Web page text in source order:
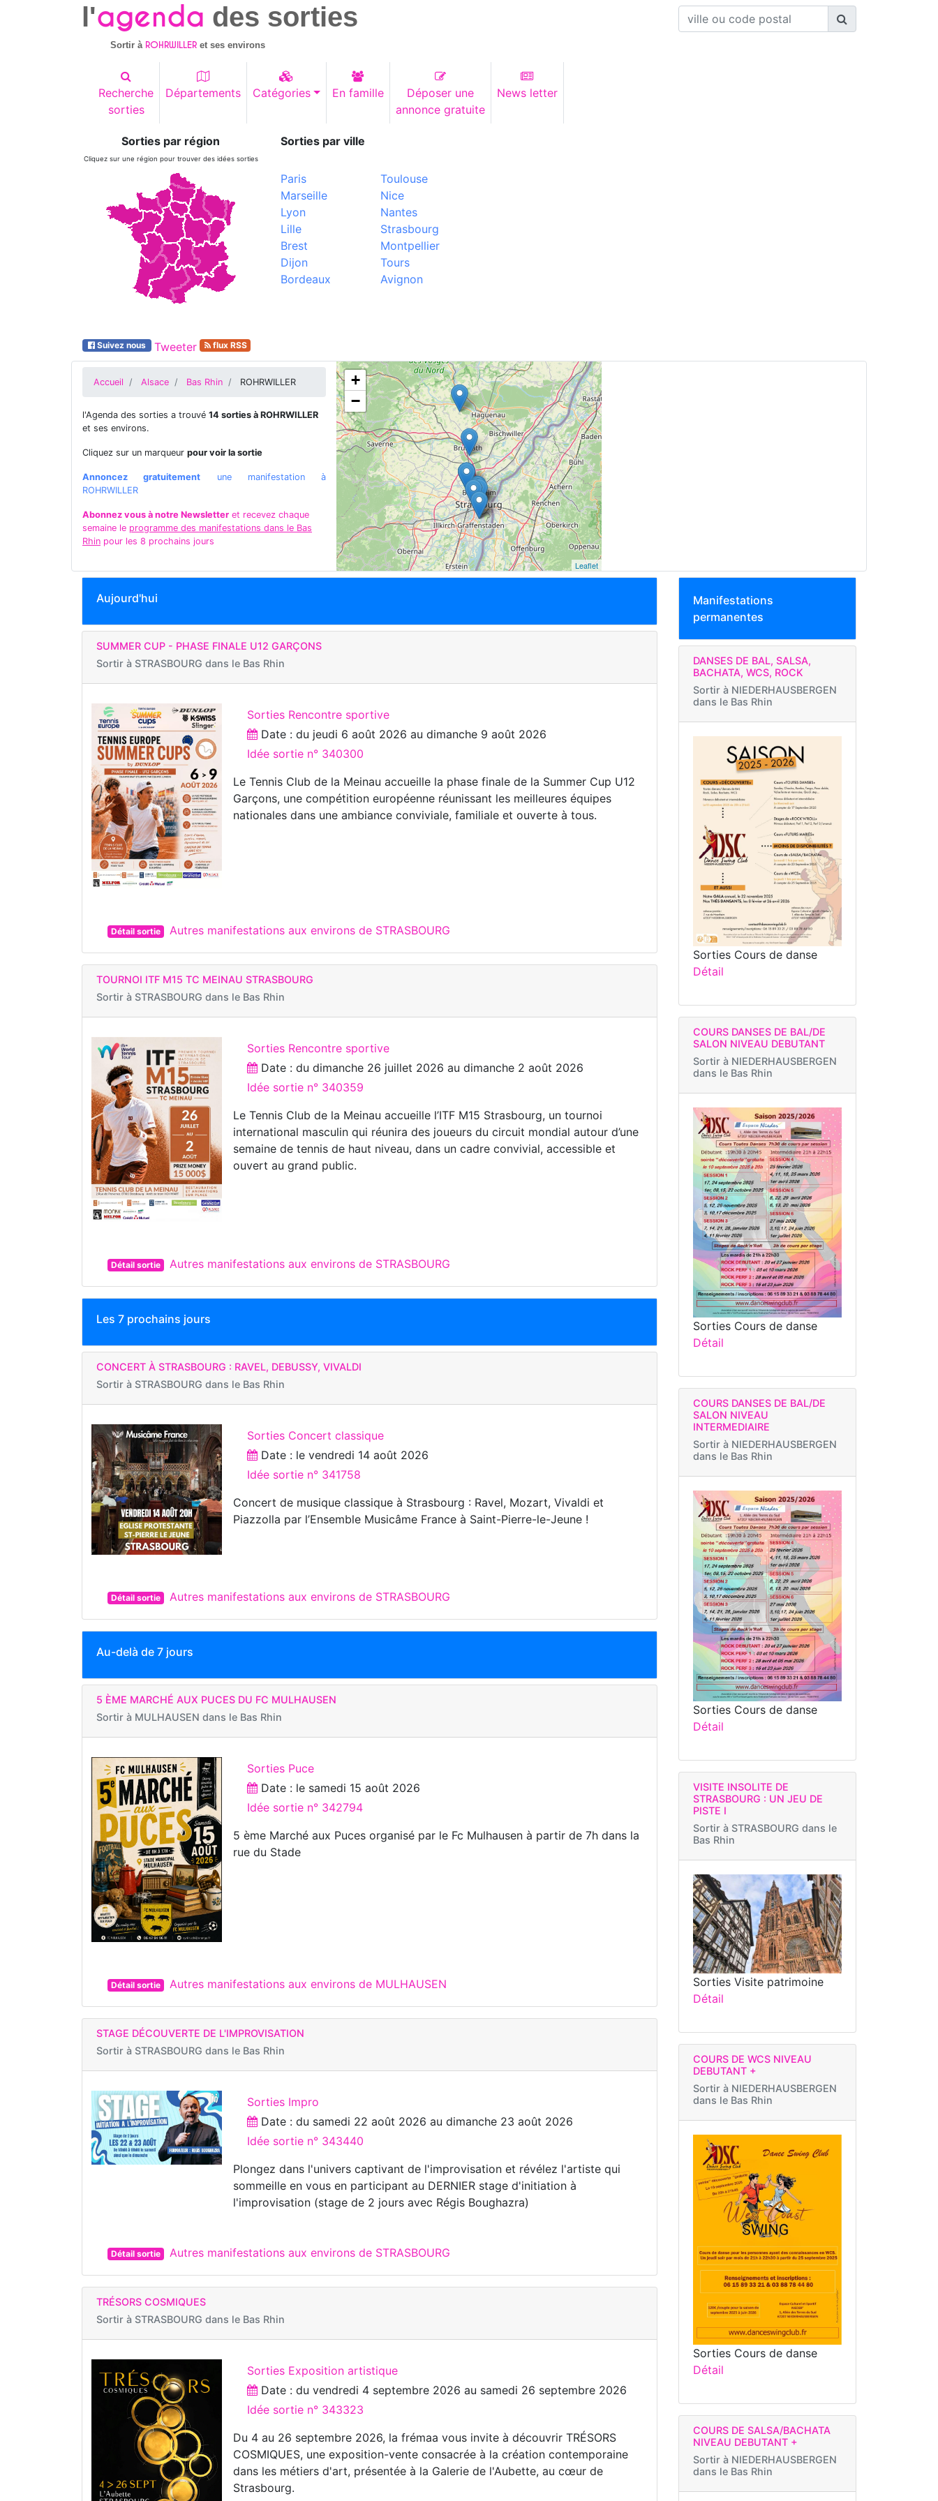
l'agenda des sorties
Sortir à ROHRWILLER et ses environs
Recherche
sorties
Départements Catégories En famille
Déposer une
annonce gratuite
News letter
Sorties par région
Cliquez sur une région pour trouver des idées sorties
Sorties par ville
Paris
Marseille
Lyon
Lille
Brest
Dijon
Bordeaux
Toulouse
Nice
Nantes
Strasbourg
Montpellier
Tours
Avignon
Suivez nous Tweeter flux RSS
Accueil Alsace Bas Rhin ROHRWILLER
l'Agenda des sorties a trouvé 14 sorties à ROHRWILLER
et ses environs.
Cliquez sur un marqueur pour voir la sortie
Annoncez gratuitement une manifestation à
ROHRWILLER
Abonnez vous à notre Newsletter et recevez chaque
semaine le programme des manifestations dans le Bas
Rhin pour les 8 prochains jours
+
−
Leaflet
Aujourd'hui
SUMMER CUP - PHASE FINALE U12 GARÇONS
Sortir à STRASBOURG dans le Bas Rhin
Sorties Rencontre sportive
Date : du jeudi 6 août 2026 audimanche 9 août 2026
Idée sortie n° 340300
Le Tennis Club de la Meinau accueille la phase finale de la Summer Cup U12
Garçons, une compétition européenne réunissant les meilleures équipes
nationales dans une ambiance conviviale, familiale et ouverte à tous.
Détail sortie Autres manifestations aux environs de STRASBOURG
TOURNOI ITF M15 TC MEINAU STRASBOURG
Sortir à STRASBOURG dans le Bas Rhin
Sorties Rencontre sportive
Date : dudimanche 26 juillet 2026 audimanche 2 août 2026
Idée sortie n° 340359
Le Tennis Club de la Meinau accueille l’ITF M15 Strasbourg, un tournoi
international masculin qui réunira des joueurs du circuit mondial autour d’une
semaine de tennis de haut niveau, dans un cadre convivial, accessible et
ouvert au grand public.
Détail sortie Autres manifestations aux environs de STRASBOURG
Les 7 prochains jours
CONCERT À STRASBOURG : RAVEL, DEBUSSY, VIVALDI
Sortir à STRASBOURG dans le Bas Rhin
Sorties Concert classique
Date : levendredi 14 août 2026
Idée sortie n° 341758
Concert de musique classique à Strasbourg : Ravel, Mozart, Vivaldi et
Piazzolla par l’Ensemble Musicâme France à Saint-Pierre-le-Jeune !
Détail sortie Autres manifestations aux environs de STRASBOURG
Au-delà de 7 jours
5 ÈME MARCHÉ AUX PUCES DU FC MULHAUSEN
Sortir à MULHAUSEN dans le Bas Rhin
Sorties Puce
Date : le samedi 15 août 2026
Idée sortie n° 342794
5 ème Marché aux Puces organisé par le Fc Mulhausen à partir de 7h dans la
rue du Stade
Détail sortie Autres manifestations aux environs de MULHAUSEN
STAGE DÉCOUVERTE DE L'IMPROVISATION
Sortir à STRASBOURG dans le Bas Rhin
Sorties Impro
Date : du samedi 22 août 2026 audimanche 23 août 2026
Idée sortie n° 343440
Plongez dans l'univers captivant de l'improvisation et révélez l'artiste qui
sommeille en vous en participant au DERNIER stage d'initiation à
l'improvisation (stage de 2 jours avec Régis Boughazra)
Détail sortie Autres manifestations aux environs de STRASBOURG
TRÉSORS COSMIQUES
Sortir à STRASBOURG dans le Bas Rhin
Sorties Exposition artistique
Date : duvendredi 4 septembre 2026 au samedi 26 septembre 2026
Idée sortie n° 343323
Du 4 au 26 septembre 2026, la frémaa vous invite à découvrir TRÉSORS
COSMIQUES, une exposition-vente consacrée à la création contemporaine
dans les métiers d'art, présentée à la Galerie de l'Aubette, au cœur de
Strasbourg.
Manifestations
permanentes
DANSES DE BAL, SALSA,
BACHATA, WCS, ROCK
Sortir à NIEDERHAUSBERGEN
dans le Bas Rhin
Sorties Cours de danse
Détail
COURS DANSES DE BAL/DE
SALON NIVEAU DEBUTANT
Sortir à NIEDERHAUSBERGEN
dans le Bas Rhin
Sorties Cours de danse
Détail
COURS DANSES DE BAL/DE
SALON NIVEAU
INTERMEDIAIRE
Sortir à NIEDERHAUSBERGEN
dans le Bas Rhin
Sorties Cours de danse
Détail
VISITE INSOLITE DE
STRASBOURG : UN JEU DE
PISTE I
Sortir à STRASBOURG dans le
Bas Rhin
Sorties Visite patrimoine
Détail
COURS DE WCS NIVEAU
DEBUTANT +
Sortir à NIEDERHAUSBERGEN
dans le Bas Rhin
Sorties Cours de danse
Détail
COURS DE SALSA/BACHATA
NIVEAU DEBUTANT +
Sortir à NIEDERHAUSBERGEN
dans le Bas Rhin